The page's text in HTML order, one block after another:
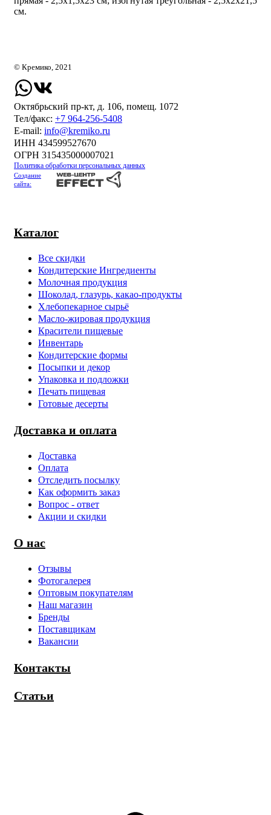
см.
Каталог
Все скидки
Кондитерские Ингредиенты
Молочная продукция
Шоколад, глазурь, какао-продукты
Хлебопекарное сырьё
Масло-жировая продукция
Красители пищевые
Инвентарь
Кондитерские формы
Посыпки и декор
Упаковка и подложки
Печать пищевая
Готовые десерты
Доставка и оплата
Доставка
Оплата
Отследить посылку
Как оформить заказ
Вопрос - ответ
Акции и скидки
О нас
Отзывы
Фотогалерея
Оптовым покупателям
Наш магазин
Бренды
Поставщикам
Вакансии
Контакты
Статьи
© Кремико, 2021
Октябрьский пр-кт, д. 106, помещ. 1072
Тел/факс: +7 964-256-5408
Е-mail: info@kremiko.ru
ИНН 434599527670
ОГРН 315435000007021
Политика обработки персональных данных
Создание
сайта: